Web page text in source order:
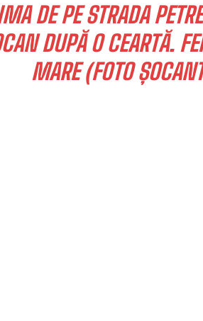
DE PE STRADA
DUPĂ O CEARTĂ.
MARE (FOTO